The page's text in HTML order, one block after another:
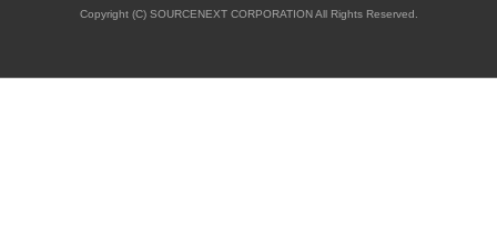
Copyright (C) SOURCENEXT CORPORATION All Rights Reserved.